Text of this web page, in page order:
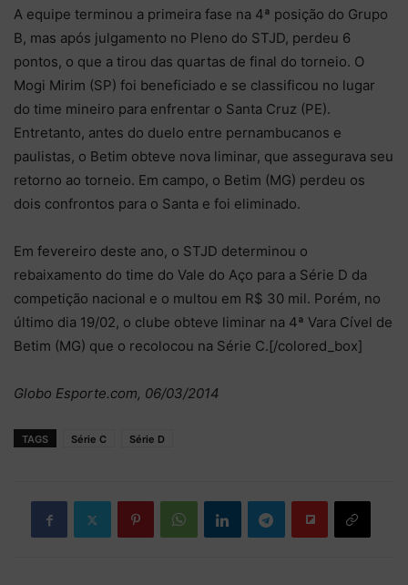
A equipe terminou a primeira fase na 4ª posição do Grupo
B, mas após julgamento no Pleno do STJD, perdeu 6
pontos, o que a tirou das quartas de final do torneio. O
Mogi Mirim (SP) foi beneficiado e se classificou no lugar
do time mineiro para enfrentar o Santa Cruz (PE).
Entretanto, antes do duelo entre pernambucanos e
paulistas, o Betim obteve nova liminar, que assegurava seu
retorno ao torneio. Em campo, o Betim (MG) perdeu os
dois confrontos para o Santa e foi eliminado.
Em fevereiro deste ano, o STJD determinou o
rebaixamento do time do Vale do Aço para a Série D da
competição nacional e o multou em R$ 30 mil. Porém, no
último dia 19/02, o clube obteve liminar na 4ª Vara Cível de
Betim (MG) que o recolocou na Série C.[/colored_box]
Globo Esporte.com, 06/03/2014
TAGS Série C Série D